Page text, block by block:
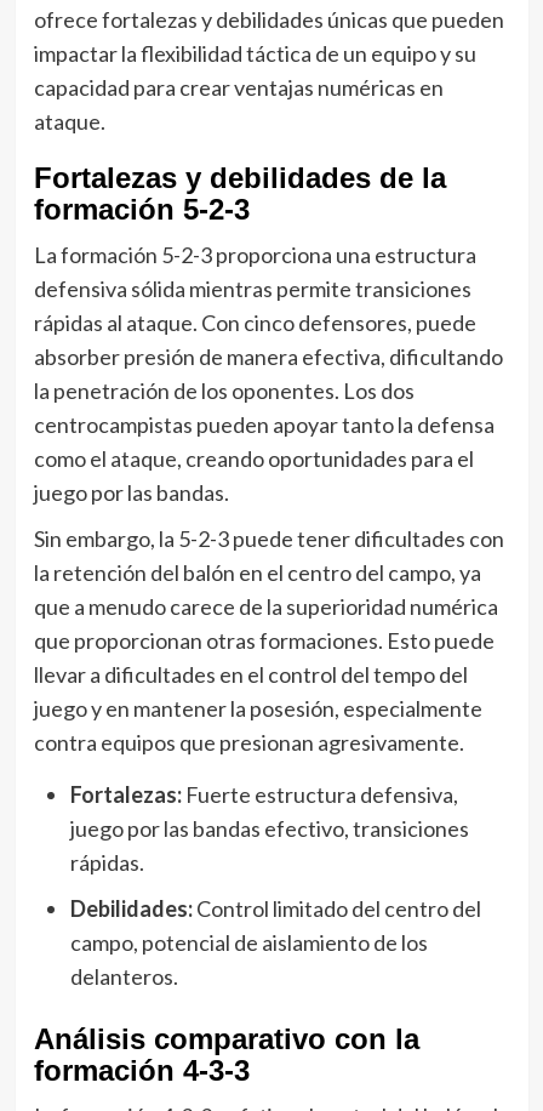
ofrece fortalezas y debilidades únicas que pueden
impactar la flexibilidad táctica de un equipo y su
capacidad para crear ventajas numéricas en
ataque.
Fortalezas y debilidades de la
formación 5-2-3
La formación 5-2-3 proporciona una estructura
defensiva sólida mientras permite transiciones
rápidas al ataque. Con cinco defensores, puede
absorber presión de manera efectiva, dificultando
la penetración de los oponentes. Los dos
centrocampistas pueden apoyar tanto la defensa
como el ataque, creando oportunidades para el
juego por las bandas.
Sin embargo, la 5-2-3 puede tener dificultades con
la retención del balón en el centro del campo, ya
que a menudo carece de la superioridad numérica
que proporcionan otras formaciones. Esto puede
llevar a dificultades en el control del tempo del
juego y en mantener la posesión, especialmente
contra equipos que presionan agresivamente.
Fortalezas:Fuerte estructura defensiva,
juego por las bandas efectivo, transiciones
rápidas.
Debilidades:Control limitado del centro del
campo, potencial de aislamiento de los
delanteros.
Análisis comparativo con la
formación 4-3-3